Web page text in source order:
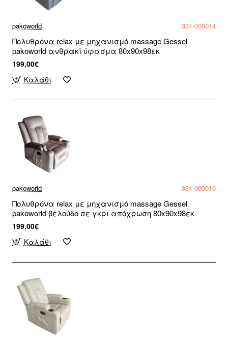
pakoworld 331-000014
Πολυθρόνα relax με μηχανισμό massage Gessel
pakoworld ανθρακί ύφασμα 80x90x98εκ
199,00€
Καλάθι
pakoworld 331-000010
Πολυθρόνα relax με μηχανισμό massage Gessel
pakoworld βελούδο σε γκρι απόχρωση 80x90x98εκ
199,00€
Καλάθι